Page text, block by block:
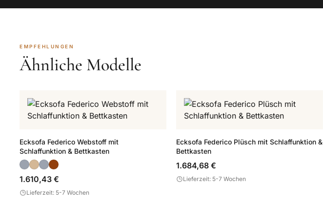
EMPFEHLUNGEN
Ähnliche Modelle
Ecksofa Federico Webstoff mit
Schlaffunktion & Bettkasten
1.610,43 €
Lieferzeit: 5-7 Wochen
Ecksofa Federico Plüsch mit Schlaffunktion &
Bettkasten
1.684,68 €
Lieferzeit: 5-7 Wochen